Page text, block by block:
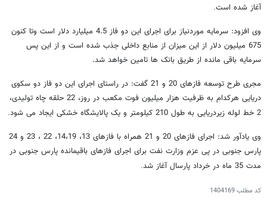
آغاز شده است.
وی افزود: سرمایه موردنیاز برای اجرای این دو فاز 4.5 میلیارد دلار است وتا کنون
675 میلیون دلار از این میزان از منابع داخلی جذب شده است و از این پس
سرمایه باقی مانده از طریق بانک ها تامین خواهد شد.
مجری طرح توسعه فازهای 20 و 21 گفت: در راستای اجرای این دو فاز دو سکوی
دریایی هرکدام به ظرفیت هزار میلیون فوت مکعب در روز، 22 حلقه چاه تولیدی،
2 خط لوله زیردریایی به طول 210 کیلومتر و یک پالایشگاه خشکی ایجاد می شود
.
وی یادآور شد: اجرای فازهای 20 و 21 همراه با فازهای 13، 14،19، 22 ، 23 و 24
پارس جنوبی در پی عزم وزارت نفت برای اجرای فازهای باقیمانده پارس جنوبی در
مدت 35 ماه در خرداد پارسال آغاز شد
.
کد مطلب1404169